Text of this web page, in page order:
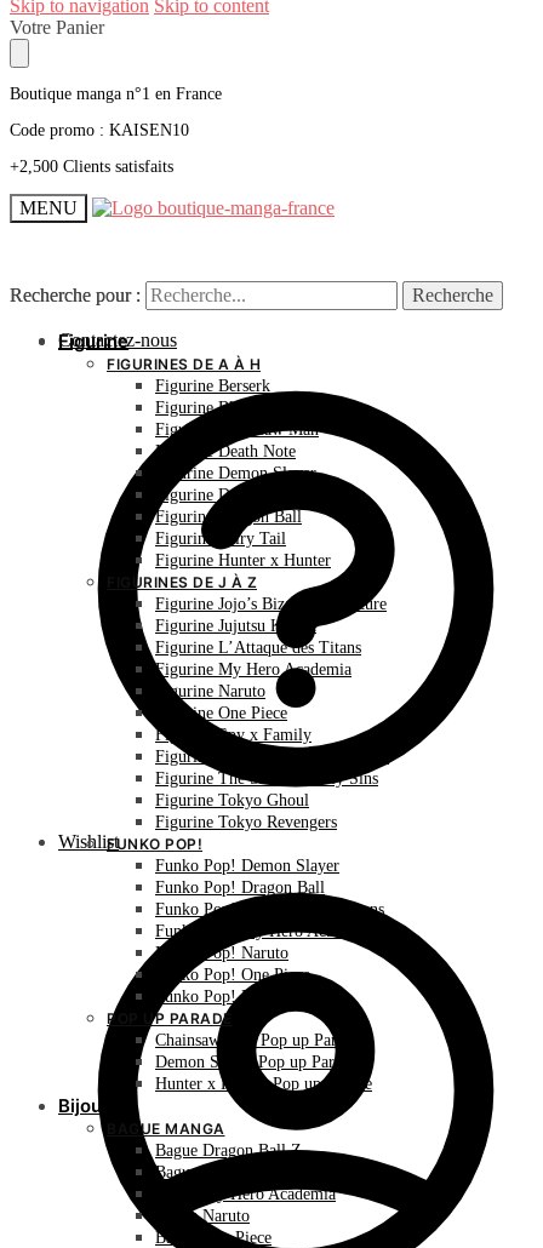
Skip to navigation Skip to content
Votre Panier
Boutique manga n°1 en France
Code promo : KAISEN10
+2,500 Clients satisfaits
MENU
Recherche pour : Recherche
Contactez-nous
Wishlist
Recherche pour : Recherche
Figurine
FIGURINES DE A À H
Figurine Berserk
Figurine Bleach
Figurine Chainsaw Man
Figurine Death Note
Figurine Demon Slayer
Figurine Dr Stone
Figurine Dragon Ball
Figurine Fairy Tail
Figurine Hunter x Hunter
FIGURINES DE J À Z
Figurine Jojo’s Bizarre Adventure
Figurine Jujutsu Kaisen
Figurine L’Attaque des Titans
Figurine My Hero Academia
Figurine Naruto
Figurine One Piece
Figurine Spy x Family
Figurine The Promised Neverland
Figurine The Seven Deadly Sins
Figurine Tokyo Ghoul
Figurine Tokyo Revengers
FUNKO POP!
Funko Pop! Demon Slayer
Funko Pop! Dragon Ball
Funko Pop! L’Attaque des Titans
Funko Pop! My Hero Academia
Funko Pop! Naruto
Funko Pop! One Piece
Funko Pop! Pokémon
POP UP PARADE
Chainsaw Man Pop up Parade
Demon Slayer Pop up Parade
Hunter x Hunter Pop up Parade
Bijoux
BAGUE MANGA
Bague Dragon Ball Z
Bague Hunter X Hunter
Bague My Hero Academia
Bague Naruto
Bague One Piece